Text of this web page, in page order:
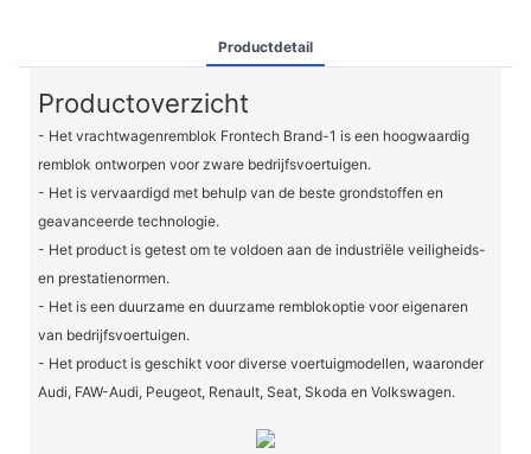
Productdetail
Productoverzicht
- Het vrachtwagenremblok Frontech Brand-1 is een hoogwaardig
remblok ontworpen voor zware bedrijfsvoertuigen.
- Het is vervaardigd met behulp van de beste grondstoffen en
geavanceerde technologie.
- Het product is getest om te voldoen aan de industriële veiligheids-
en prestatienormen.
- Het is een duurzame en duurzame remblokoptie voor eigenaren
van bedrijfsvoertuigen.
- Het product is geschikt voor diverse voertuigmodellen, waaronder
Audi, FAW-Audi, Peugeot, Renault, Seat, Skoda en Volkswagen.